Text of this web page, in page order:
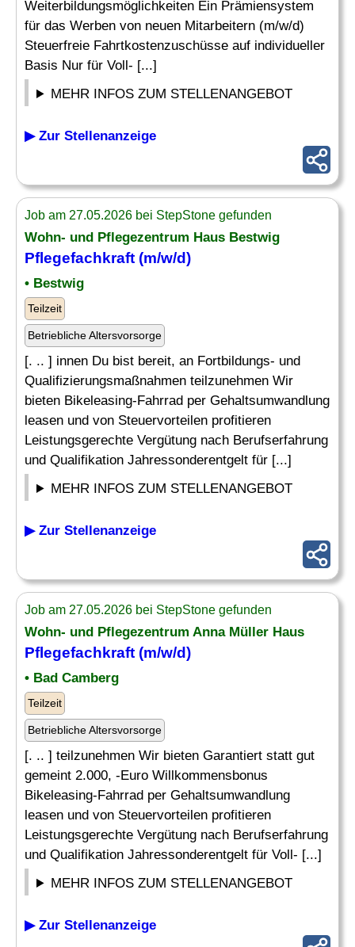
Weiterbildungsmöglichkeiten Ein Prämiensystem
für das Werben von neuen Mitarbeitern (m/w/d)
Steuerfreie Fahrtkostenzuschüsse auf individueller
Basis Nur für Voll- [...]
MEHR INFOS ZUM STELLENANGEBOT
▶ Zur Stellenanzeige
Job am 27.05.2026 bei StepStone gefunden
Wohn- und Pflegezentrum Haus Bestwig
Pflegefachkraft (m/w/d)
• Bestwig
Teilzeit
Betriebliche Altersvorsorge
[. .. ] innen Du bist bereit, an Fortbildungs- und
Qualifizierungsmaßnahmen teilzunehmen Wir
bieten Bikeleasing-Fahrrad per Gehaltsumwandlung
leasen und von Steuervorteilen profitieren
Leistungsgerechte Vergütung nach Berufserfahrung
und Qualifikation Jahressonderentgelt für [...]
MEHR INFOS ZUM STELLENANGEBOT
▶ Zur Stellenanzeige
Job am 27.05.2026 bei StepStone gefunden
Wohn- und Pflegezentrum Anna Müller Haus
Pflegefachkraft (m/w/d)
• Bad Camberg
Teilzeit
Betriebliche Altersvorsorge
[. .. ] teilzunehmen Wir bieten Garantiert statt gut
gemeint 2.000, -Euro Willkommensbonus
Bikeleasing-Fahrrad per Gehaltsumwandlung
leasen und von Steuervorteilen profitieren
Leistungsgerechte Vergütung nach Berufserfahrung
und Qualifikation Jahressonderentgelt für Voll- [...]
MEHR INFOS ZUM STELLENANGEBOT
▶ Zur Stellenanzeige